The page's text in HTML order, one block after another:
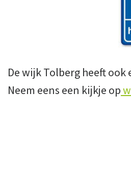
De wijk Tolberg heeft
Neem eens een kijkje op